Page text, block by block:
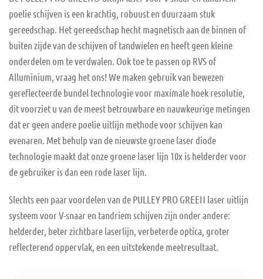
poelie schijven is een krachtig, robuust en duurzaam stuk
gereedschap. Het gereedschap hecht magnetisch aan de binnen of
buiten zijde van de schijven of tandwielen en heeft geen kleine
onderdelen om te verdwalen. Ook toe te passen op RVS of
Alluminium, vraag het ons! We maken gebruik van bewezen
gereflecteerde bundel technologie voor maximale hoek resolutie,
dit voorziet u van de meest betrouwbare en nauwkeurige metingen
dat er geen andere poelie uitlijn methode voor schijven kan
evenaren. Met behulp van de nieuwste groene laser diode
technologie maakt dat onze groene laser lijn 10x is helderder voor
de gebruiker is dan een rode laser lijn.
Slechts een paar voordelen van de PULLEY PRO GREEN laser uitlijn
systeem voor V-snaar en tandriem schijven zijn onder andere:
helderder, beter zichtbare laserlijn, verbeterde optica, groter
reflecterend oppervlak, en een uitstekende meetresultaat.